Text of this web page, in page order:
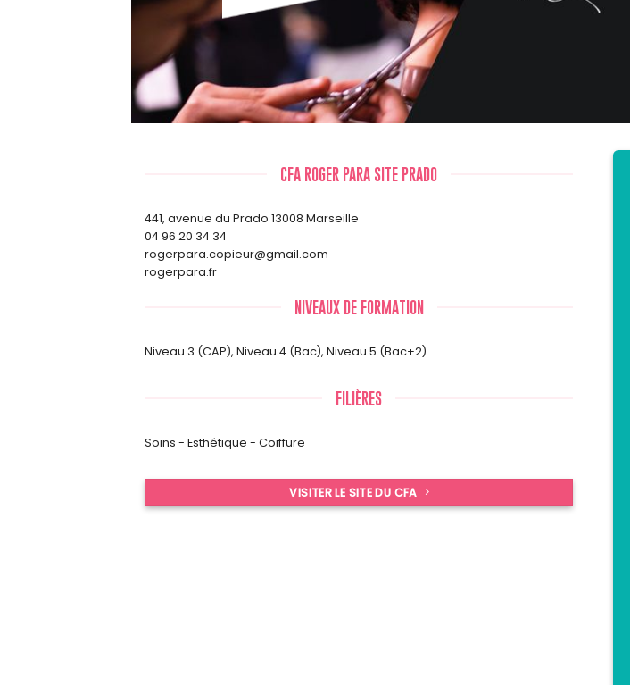
CFA ROGER PARA SITE PRADO
441, avenue du Prado 13008 Marseille
04 96 20 34 34
rogerpara.copieur@gmail.com
rogerpara.fr
NIVEAUX DE FORMATION
Niveau 3 (CAP), Niveau 4 (Bac), Niveau 5 (Bac+2)
FILIÈRES
Soins - Esthétique - Coiffure
VISITER LE SITE DU CFA